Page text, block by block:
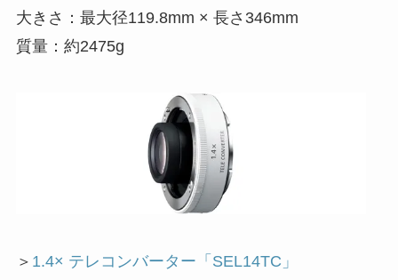
大きさ：最大径119.8mm × 長さ346mm
質量：約2475g
＞ 1.4× テレコンバーター「SEL14TC」